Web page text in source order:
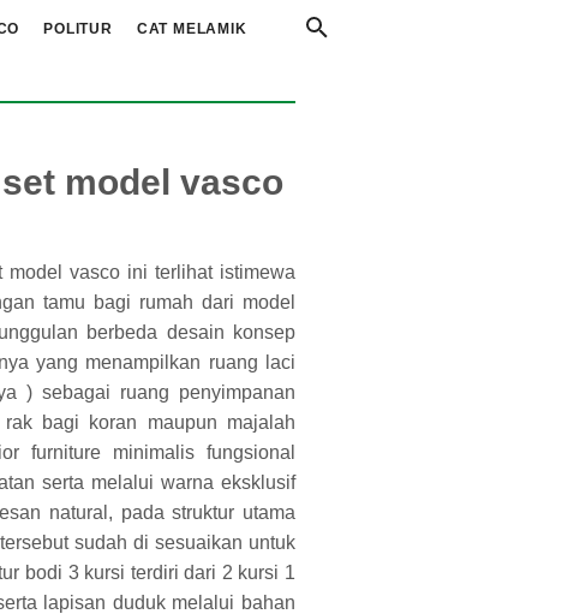
POLITUR CAT MELAMIK
model vasco
vasco ini terlihat istimewa
tamu bagi rumah dari model
berbeda desain konsep
yang menampilkan ruang laci
) sebagai ruang penyimpanan
bagi koran maupun majalah
furniture minimalis fungsional
serta melalui warna eksklusif
natural, pada struktur utama
sudah di sesuaikan untuk
bodi 3 kursi terdiri dari 2 kursi 1
lapisan duduk melalui bahan